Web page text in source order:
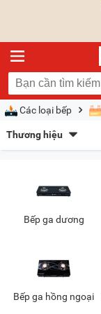
Các loại bếp
Thương hiệu
Sunhouse (19)
Electrolux(14)
Teka (6)
Sắp xếp theo
Dạng lưới
Chọn khoảng giá
Bếp ga dương
Bếp ga hồng ngoại